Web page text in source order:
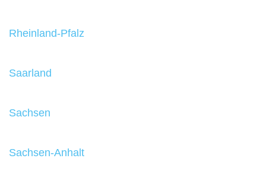
Rheinland-Pfalz
Saarland
Sachsen
Sachsen-Anhalt